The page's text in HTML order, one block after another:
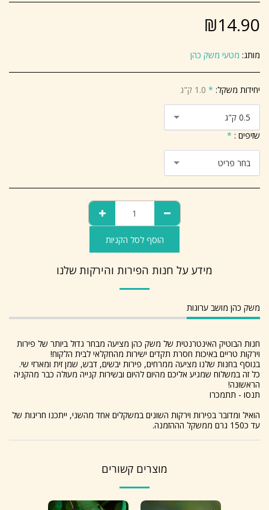
₪14.90
מותג: מטעי משק כהן
יחידות משקל: * 1.0 ק"ג
0.5 ק"ג
שזיפים : *
בחר פריט
הוסף לסל הקניות
מידע על חנות הפירות והירקות שלנו
משק כהן מושב ערוגות
חנות הבוטיק האינטרנטית של משק כהן מציעה מבחר גדול ביותר של פירות
וירקות טריים באיכות חסרת תקדים ישירות מהחקלאי לבית הלקוח!
בנוסף בחנות שלנו מציעה ממרחים, פירות יבשים, דבש, שמן זית ומארזי שי.
כל זה במשלוח שמגיע אליכם מהיום להיום ובשירות קנייה מעולה כבר מהקניה
הראשונה!
תנסו - תתמכרו
הואיל ומדובר בפירות וירקות השונים במשקלים אחד מהשני, ייתכנו חריגות של
עד כ150 גרם ממשקל הההזמנה.
מוצרים קשורים